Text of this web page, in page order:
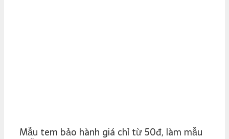
Mẫu tem bảo hành giá chỉ từ 50đ, làm mẫu